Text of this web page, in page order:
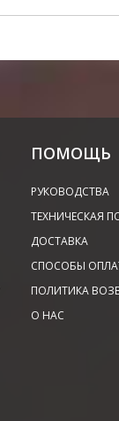
ПОМОЩЬ
РУКОВОДСТВА
ТЕХНИЧЕСКАЯ
ДОСТАВКА
СПОСОБЫ
ПОЛИТИКА
О НАС